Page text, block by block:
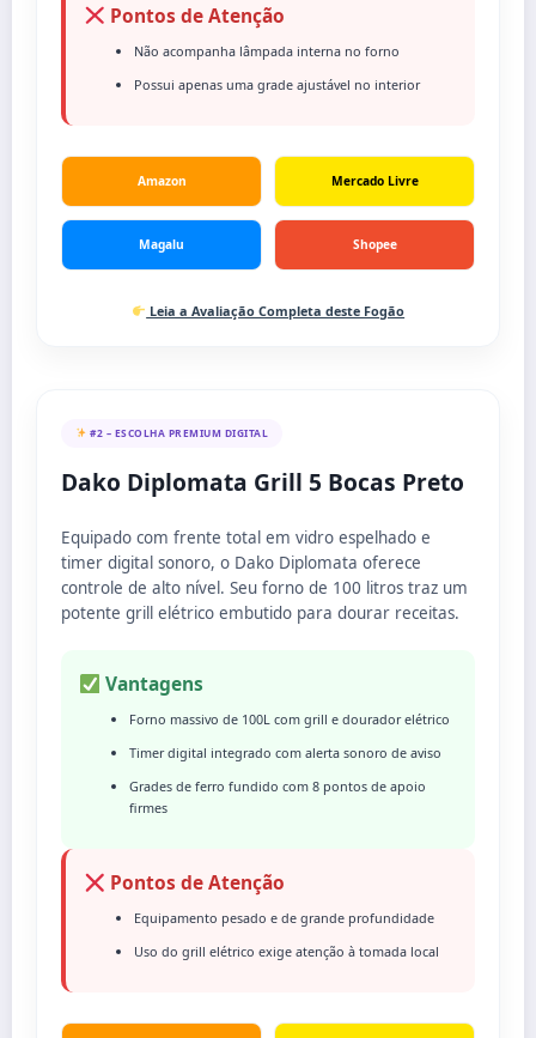
Pontos de Atenção
Não acompanha lâmpada interna no forno
Possui apenas uma grade ajustável no interior
Amazon Mercado Livre
Magalu Shopee
Leia a Avaliação Completa deste Fogão
#2 – ESCOLHA PREMIUM DIGITAL
Dako Diplomata Grill 5 Bocas Preto
Equipado com frente total em vidro espelhado e
timer digital sonoro, o Dako Diplomata oferece
controle de alto nível. Seu forno de 100 litros traz um
potente grill elétrico embutido para dourar receitas.
Vantagens
Forno massivo de 100L com grill e dourador elétrico
Timer digital integrado com alerta sonoro de aviso
Grades de ferro fundido com 8 pontos de apoio
firmes
Pontos de Atenção
Equipamento pesado e de grande profundidade
Uso do grill elétrico exige atenção à tomada local